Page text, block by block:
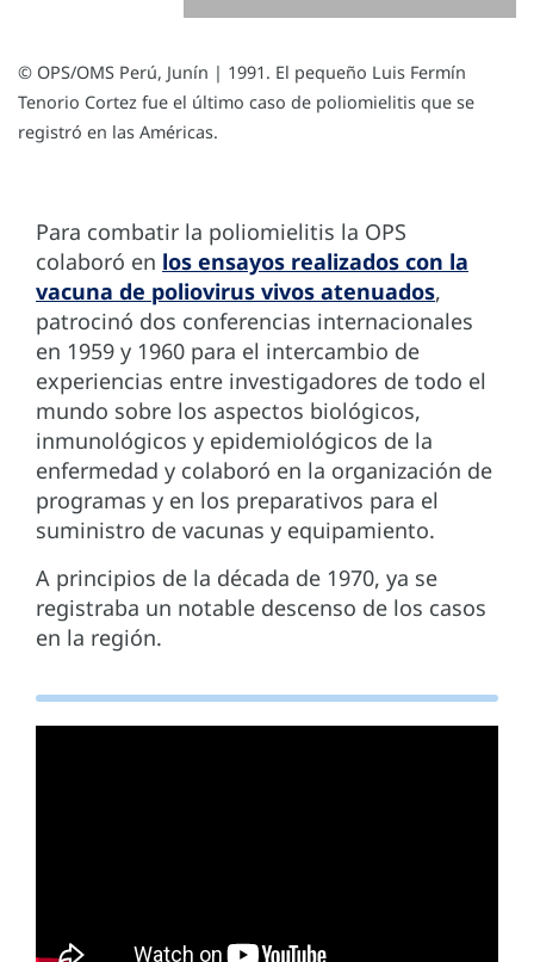
© OPS/OMS Perú, Junín | 1991. El pequeño Luis Fermín
Tenorio Cortez fue el último caso de poliomielitis que se
registró en las Américas.
Para combatir la poliomielitis la OPS
colaboró en los ensayos realizados con la
vacuna de poliovirus vivos atenuados,
patrocinó dos conferencias internacionales
en 1959 y 1960 para el intercambio de
experiencias entre investigadores de todo el
mundo sobre los aspectos biológicos,
inmunológicos y epidemiológicos de la
enfermedad y colaboró en la organización de
programas y en los preparativos para el
suministro de vacunas y equipamiento.
A principios de la década de 1970, ya se
registraba un notable descenso de los casos
en la región.